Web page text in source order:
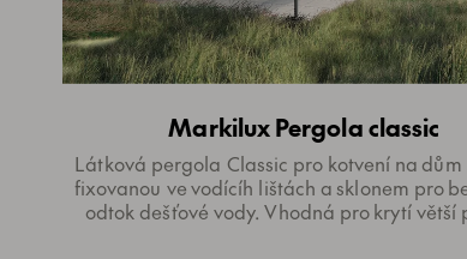
Markilux Pergola classic
Látková pergola Classic pro kotvení na dům
fixovanou ve vodícíh lištách a sklonem pro
odtok dešťové vody. Vhodná pro krytí větší